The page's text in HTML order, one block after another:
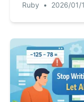
permite filtrar,
complexos
Ruby • 2026/01/